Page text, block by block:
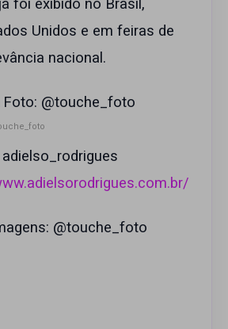
foi exibido no Brasil,
Unidos e em feiras de
nacional.
@touche_foto